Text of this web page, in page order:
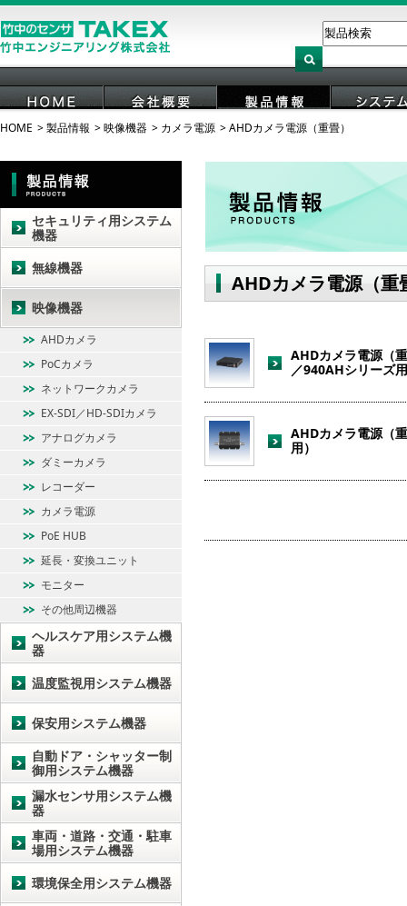
HOME 会社概要 製品情報
HOME 製品情報 映像機器 カメラ電源 AHDカメラ電源（重畳）
AHDカメラ電源（重
AHDカメラ電源（
／940AHシリーズ
AHDカメラ電源（
用）
セキュリティ用システム
機器
無線機器
映像機器
AHDカメラ
PoCカメラ
ネットワークカメラ
EX-SDI／HD-SDIカメラ
アナログカメラ
ダミーカメラ
レコーダー
カメラ電源
PoE HUB
延長・変換ユニット
モニター
その他周辺機器
ヘルスケア用システム機
器
温度監視用システム機器
保安用システム機器
自動ドア・シャッター制
御用システム機器
漏水センサ用システム機
器
車両・道路・交通・駐車
場用システム機器
環境保全用システム機器